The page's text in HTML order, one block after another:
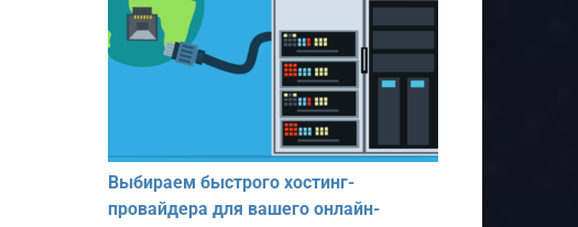
Выбираем быстрого хостинг-
провайдера для вашего онлайн-